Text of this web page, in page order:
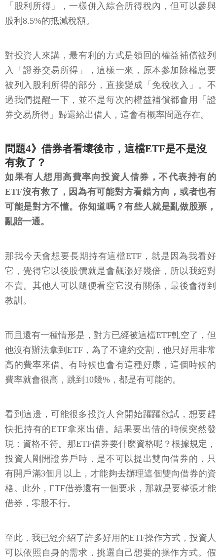
「股利所得」，一樣併入綜合所得稅內，但可以參與
股利8.5%的抵減稅額。
對投資人來講，最有利的方式是領回的權益補償被列
入「證券交易所得」，這樣一來，原本參加除權息要
被列入股利所得的部分，直接變成「免稅收入」。不
過我們提醒一下，並不是每次的權益補償都會用「證
券交易所得」歸還給出借人，這會有概率問題存在。
問題4》借券者看壞後市，這檔ETF是不是沒
有救了？
如果有人想用高費率向投資人借券，不代表持有的
ETF沒有救了，因為有可能對方看錯方向，或者也有
可能是對方不懂。你知道嗎？有些人就是亂做股票，
亂賠一通。
那我今天會想要長期持有這檔ETF，就是因為我看好
它，覺得它以後股價就是會飆漲好幾倍，所以我絕對
不賣。其他人可以隨便看空它沒有關係，最後會得到
教訓。
而且還有一種情形是，對方已經被這檔ETF軋空了，但
他沒有辦法拿到ETF，為了不違約交割，他只好用非常
高的費率來借。有時候也會有這種好康，這個時候的
費率就會很高，跳到10幾%，都是有可能的。
看到這邊，可能很多投資人會開始躍躍欲試，想要趕
快把持有的ETF拿來出借。結果要出借的時候突然發
現：資格不符。那ETF借券要什麼資格呢？根據規定，
投資人剛開證券戶時，是不可以提出雙向借券的，只
有開戶滿3個月以上，才能夠去辦理這個雙向借券的資
格。此外，ETF借券還有一個要求，那就是要整張才能
借券，零股不行。
至此，我已經介紹了許多好用的ETF操作方式，投資人
可以依照自身的需求，挑選自己想要的操作方式。假